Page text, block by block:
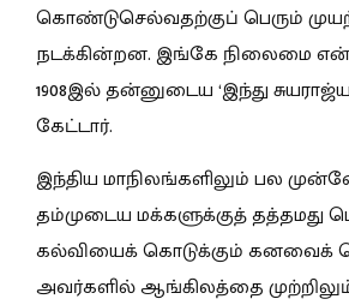
கொண்டுசெல்வதற்குப் பெரும்
நடக்கின்றன. இங்கே நிலைமை
1908இல் தன்னுடைய ‘இந்து
கேட்டார்.
இந்திய மாநிலங்களிலும் பல
தம்முடைய மக்களுக்குத் தத்தமது
கல்வியைக் கொடுக்கும் கனவைக்
அவர்களில் ஆங்கிலத்தை